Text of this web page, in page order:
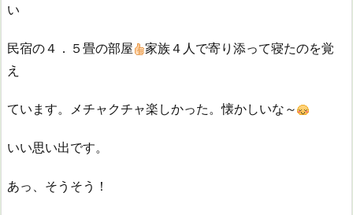
い
民宿の４．５畳の部屋
家族４人で寄り添って寝たのを覚
え
ています。メチャクチャ楽しかった。懐かしいな～
いい思い出です。
あっ、そうそう！